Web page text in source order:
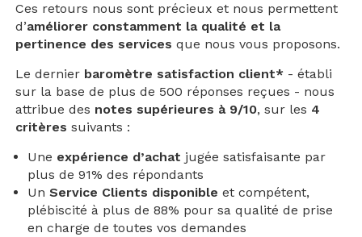
Ces retours nous sont précieux et nous permettent
d’améliorer constamment la qualité et la
pertinence des services que nous vous proposons.
Le dernier baromètre satisfaction client* - établi
sur la base de plus de 500 réponses reçues - nous
attribue des notes supérieures à 9/10, sur les 4
critères suivants :
Une expérience d’achat jugée satisfaisante par
plus de 91% des répondants
UnService Clients disponible et compétent,
plébiscité à plus de 88% pour sa qualité de prise
en charge de toutes vos demandes